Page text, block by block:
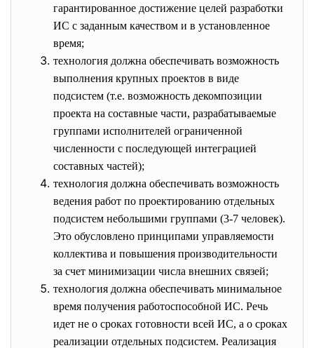
гарантированное достижение целей разработки
ИС с заданным качеством и в установленное
время;
технология должна обеспечивать возможность
выполнения крупных проектов в виде
подсистем (т.е. возможность декомпозиции
проекта на составные части, разрабатываемые
группами исполнителей ограниченной
численности с последующей интеграцией
составных частей);
технология должна обеспечивать возможность
ведения работ по проектированию отдельных
подсистем небольшими группами (3-7 человек).
Это обусловлено принципами управляемости
коллектива и повышения производительности
за счет минимизации числа внешних связей;
технология должна обеспечивать минимальное
время получения работоспособной ИС. Речь
идет не о сроках готовности всей ИС, а о сроках
реализации отдельных подсистем. Реализация